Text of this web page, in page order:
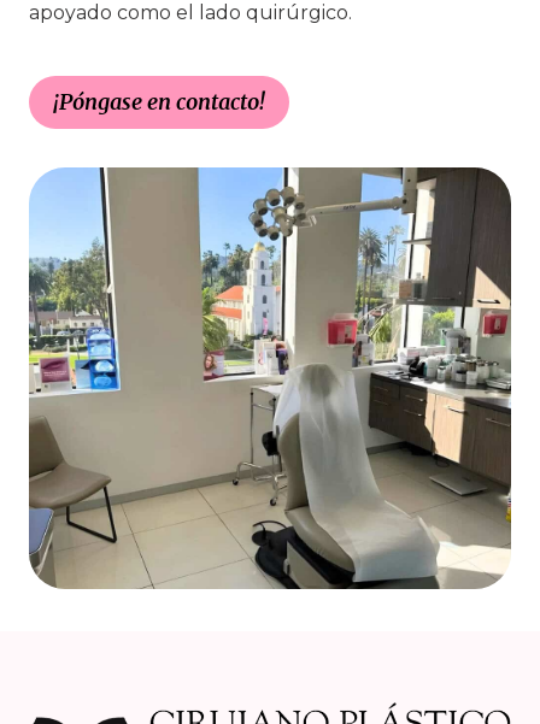
apoyado como el lado quirúrgico.
¡Póngase en contacto!